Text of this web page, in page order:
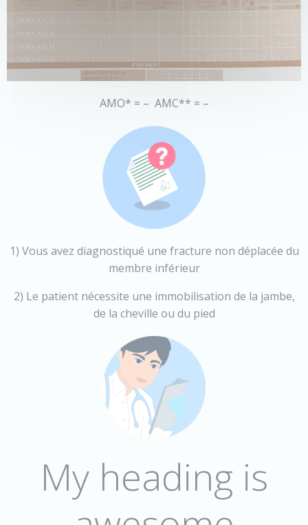
AMO* = – AMC** = –
1) Vous avez diagnostiqué une fracture non déplacée du
membre inférieur
2) Le patient nécessite une immobilisation de la jambe,
de la cheville ou du pied
My heading is